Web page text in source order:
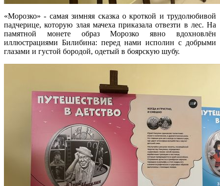
«Морозко» - самая зимняя сказка о кроткой и трудолюбивой
падчерице, которую злая мачеха приказала отвезти в лес. На
памятной монете образ Морозко явно вдохновлён
иллюстрациями Билибина: перед нами исполин с добрыми
глазами и густой бородой, одетый в боярскую шубу.